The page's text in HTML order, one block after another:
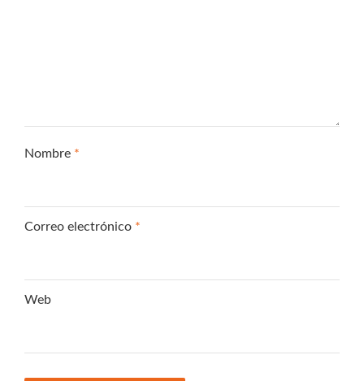
Nombre *
Correo electrónico *
Web